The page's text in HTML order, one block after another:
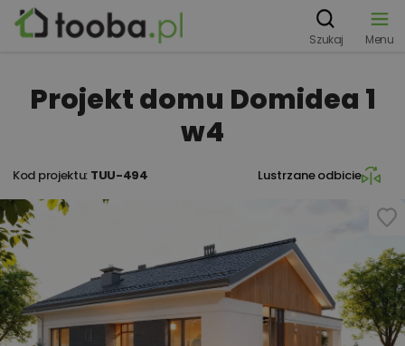
Szukaj Menu
Projekt domu Domidea 1
w4
Kod projektu: TUU-494 Lustrzane odbicie